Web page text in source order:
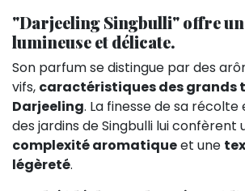
"Darjeeling Singbulli" offre
lumineuse et délicate.
Son parfum se distingue par des
vifs, caractéristiques des grands
Darjeeling. La finesse de sa
des jardins de Singbulli lui confèrent
complexité aromatiqueet une
légèreté.